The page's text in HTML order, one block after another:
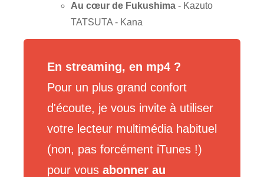
Au cœur de Fukushima - Kazuto
TATSUTA - Kana
En streaming, en mp4 ?
Pour un plus grand confort
d'écoute, je vous invite à utiliser
votre lecteur multimédia habituel
(non, pas forcément iTunes !)
pour vous abonner au